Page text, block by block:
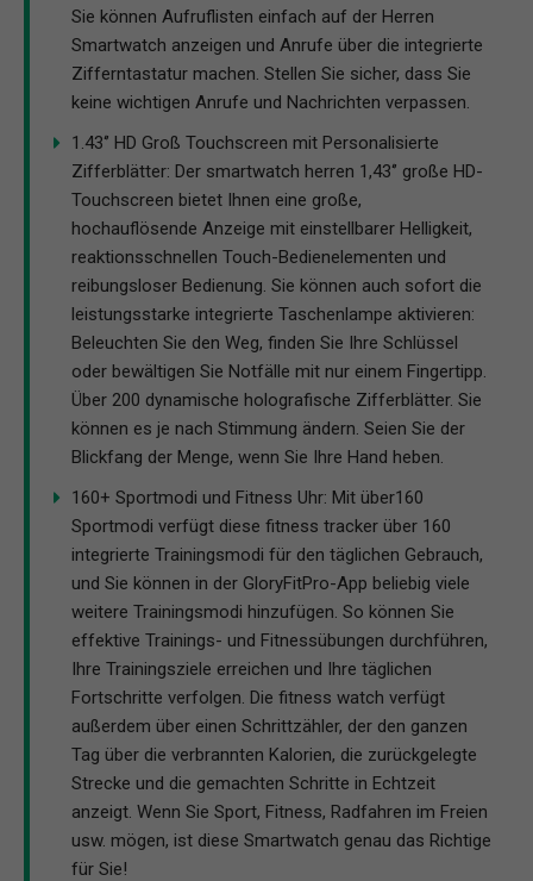
Sie können Aufruflisten einfach auf der Herren
Smartwatch anzeigen und Anrufe über die integrierte
Zifferntastatur machen. Stellen Sie sicher, dass Sie
keine wichtigen Anrufe und Nachrichten verpassen.
1.43‘’ HD Groß Touchscreen mit Personalisierte
Zifferblätter: Der smartwatch herren 1,43‘’ große HD-
Touchscreen bietet Ihnen eine große,
hochauflösende Anzeige mit einstellbarer Helligkeit,
reaktionsschnellen Touch-Bedienelementen und
reibungsloser Bedienung. Sie können auch sofort die
leistungsstarke integrierte Taschenlampe aktivieren:
Beleuchten Sie den Weg, finden Sie Ihre Schlüssel
oder bewältigen Sie Notfälle mit nur einem Fingertipp.
Über 200 dynamische holografische Zifferblätter. Sie
können es je nach Stimmung ändern. Seien Sie der
Blickfang der Menge, wenn Sie Ihre Hand heben.
160+ Sportmodi und Fitness Uhr: Mit über160
Sportmodi verfügt diese fitness tracker über 160
integrierte Trainingsmodi für den täglichen Gebrauch,
und Sie können in der GloryFitPro-App beliebig viele
weitere Trainingsmodi hinzufügen. So können Sie
effektive Trainings- und Fitnessübungen durchführen,
Ihre Trainingsziele erreichen und Ihre täglichen
Fortschritte verfolgen. Die fitness watch verfügt
außerdem über einen Schrittzähler, der den ganzen
Tag über die verbrannten Kalorien, die zurückgelegte
Strecke und die gemachten Schritte in Echtzeit
anzeigt. Wenn Sie Sport, Fitness, Radfahren im Freien
usw. mögen, ist diese Smartwatch genau das Richtige
für Sie!